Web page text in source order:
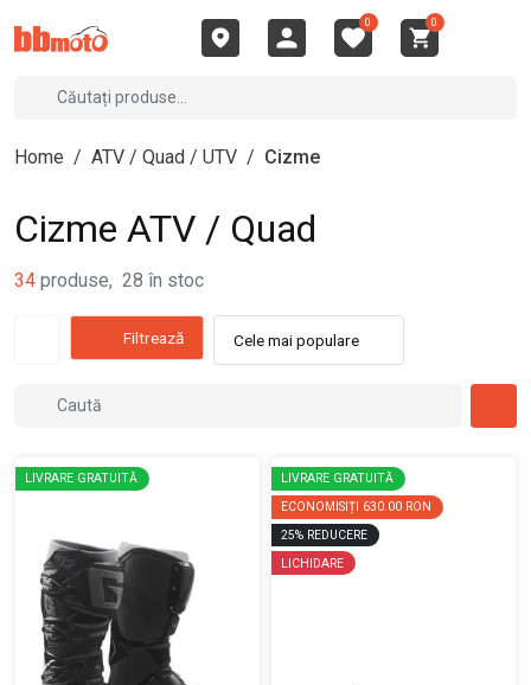
0 0
Home / ATV / Quad / UTV / Cizme
Cizme ATV / Quad
34 produse, 28 în stoc
Filtrează Cele mai populare
LIVRARE GRATUITĂ
LIVRARE GRATUITĂ
ECONOMISIȚI 630.00 RON
25% REDUCERE
LICHIDARE